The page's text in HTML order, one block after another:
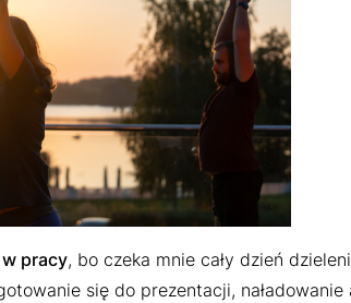
pracy, bo czeka mnie cały dzień
się do prezentacji,